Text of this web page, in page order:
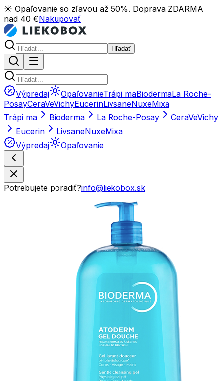
☀️ Opaľovanie so zľavou až 50%. Doprava ZDARMA
nad 40 €Nakupovať
Hľadať
Výpredaj OpaľovanieTrápi maBiodermaLa Roche-
PosayCeraVeVichyEucerinLivsaneNuxeMixa
Trápi ma
Bioderma La Roche-Posay CeraVeVichy
Eucerin
LivsaneNuxeMixa
Výpredaj
Opaľovanie
Potrebujete poradiť?info@liekobox.sk